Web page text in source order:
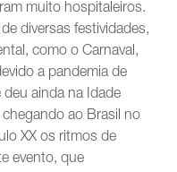
muito hospitaleiros.
diversas festividades,
como o Carnaval,
a pandemia de
ainda na Idade
ao Brasil no
XX os ritmos de
evento, que